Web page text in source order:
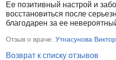
Ее позитивный настрой и
восстановиться после
благодарен за ее
Отзыв о враче: Утнасунова
Возврат к списку отзывов